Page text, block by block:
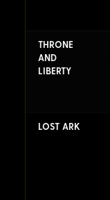
THRONE
AND
LIBERTY
LOST ARK